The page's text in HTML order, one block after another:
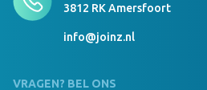
3812 RK Amersfoort
info@joinz.nl
VRAGEN? BEL ONS